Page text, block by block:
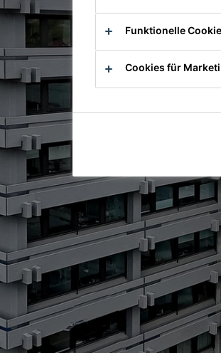
Funktionelle
Cookies für